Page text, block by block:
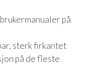
på
sterk firkantet
på de fleste